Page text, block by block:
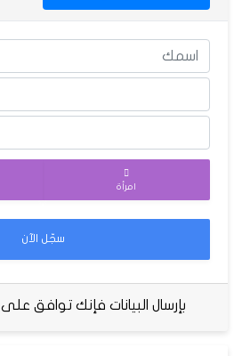
امرأة
سجّل الآن
بإرسال البيانات فإنك توافق على